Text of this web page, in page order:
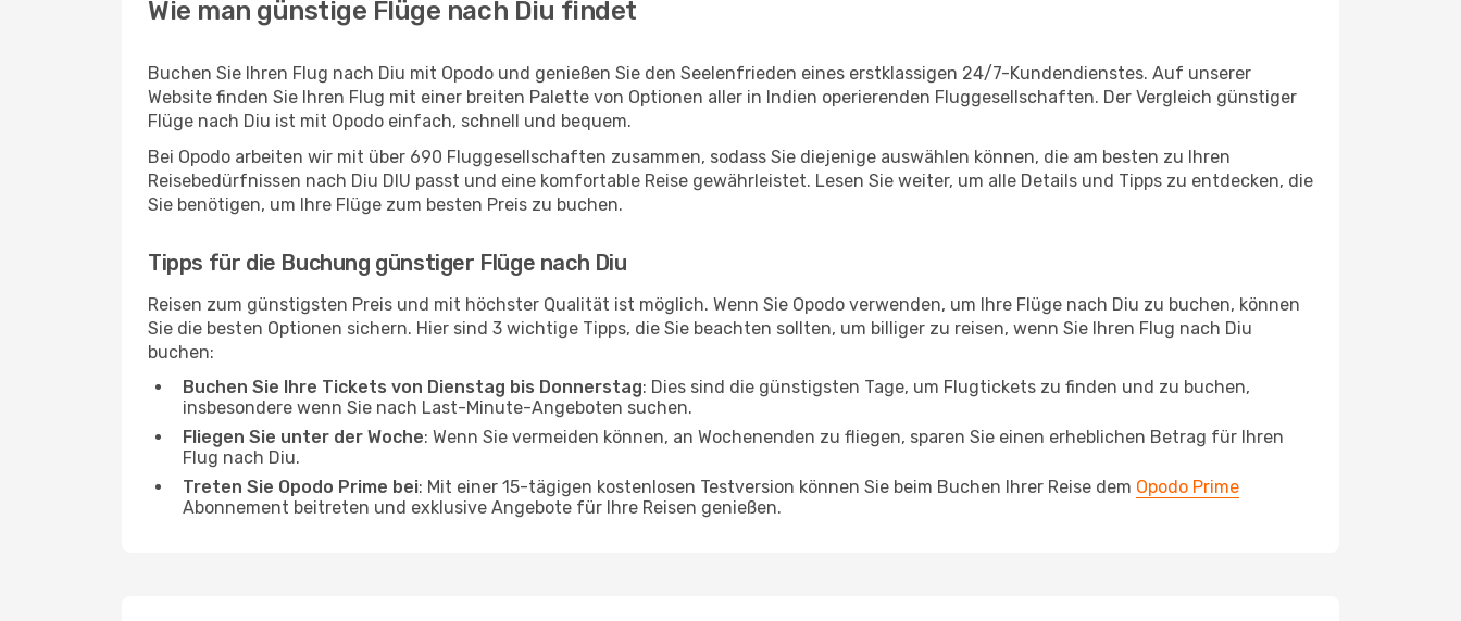
Wie man günstige Flüge nach Diu findet
Buchen Sie Ihren Flug nach Diu mit Opodo und genießen Sie den Seelenfrieden eines erstklassigen 24/7-Kundendienstes. Auf unserer
Website finden Sie Ihren Flug mit einer breiten Palette von Optionen aller in Indien operierenden Fluggesellschaften. Der Vergleich günstiger
Flüge nach Diu ist mit Opodo einfach, schnell und bequem.
Bei Opodo arbeiten wir mit über 690 Fluggesellschaften zusammen, sodass Sie diejenige auswählen können, die am besten zu Ihren
Reisebedürfnissen nach Diu DIU passt und eine komfortable Reise gewährleistet. Lesen Sie weiter, um alle Details und Tipps zu entdecken, die
Sie benötigen, um Ihre Flüge zum besten Preis zu buchen.
Tipps für die Buchung günstiger Flüge nach Diu
Reisen zum günstigsten Preis und mit höchster Qualität ist möglich. Wenn Sie Opodo verwenden, um Ihre Flüge nach Diu zu buchen, können
Sie die besten Optionen sichern. Hier sind 3 wichtige Tipps, die Sie beachten sollten, um billiger zu reisen, wenn Sie Ihren Flug nach Diu
buchen:
Buchen Sie Ihre Tickets von Dienstag bis Donnerstag: Dies sind die günstigsten Tage, um Flugtickets zu finden und zu buchen,
insbesondere wenn Sie nach Last-Minute-Angeboten suchen.
Fliegen Sie unter der Woche: Wenn Sie vermeiden können, an Wochenenden zu fliegen, sparen Sie einen erheblichen Betrag für Ihren
Flug nach Diu.
Treten Sie Opodo Prime bei: Mit einer 15-tägigen kostenlosen Testversion können Sie beim Buchen Ihrer Reise dem Opodo Prime
Abonnement beitreten und exklusive Angebote für Ihre Reisen genießen.